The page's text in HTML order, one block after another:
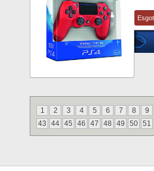
1 2 3 4 5 6 7 8
9
43
44 45 46 47 48 49 50 51